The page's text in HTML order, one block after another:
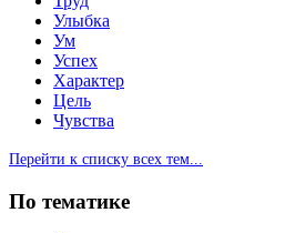
Улыбка
Ум
Успех
Характер
Цель
Чувства
Перейти к списку всех тем...
По тематике